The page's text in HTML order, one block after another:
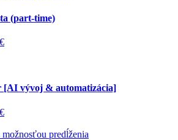
(part-time)
[AI vývoj & automatizácia]
možnosťou predĺženia